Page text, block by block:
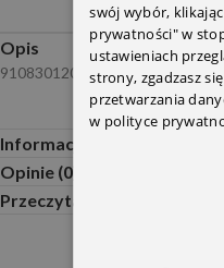
Opis
9108301200 9108301100
Informacje dodatkowe
Opinie (0)
Przeczytaj Przed Zakupem
swój wybór,
prywatności" w
ustawieniach
strony, zgadzasz
przetwarzania
w polityce